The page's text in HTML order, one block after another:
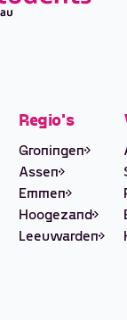
Regio's
Groningen
Assen
Emmen
Hoogezand
Leeuwarden